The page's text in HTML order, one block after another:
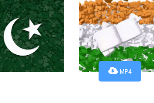
MP4